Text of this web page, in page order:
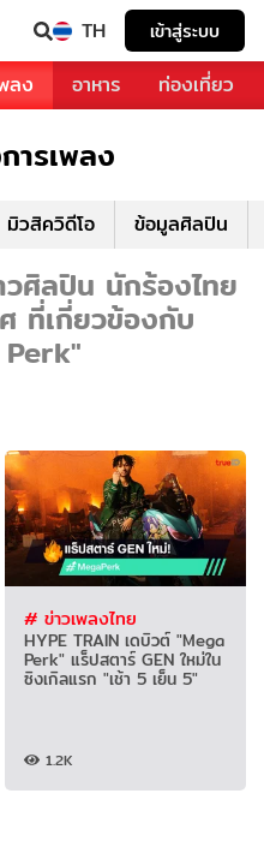
TH เข้าสู่ระบบ
ลง อาหาร ท่องเที่ยว
ารเพลง
มิวสิควิดีโอ ข้อมูลศิลปิน
ศิลปิน นักร้องไทย
ที่เกี่ยวข้องกับ
# ข่าวเพลงไทย
HYPE TRAIN เดบิวต์ "Mega
Perk" แร็ปสตาร์ GEN ใหม่ใน
ซิงเกิลแรก "เช้า 5 เย็น 5"
1.2K